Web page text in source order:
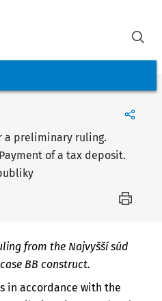
a preliminary ruling.
of a tax deposit.
from the Najvyšší súd
BB construct.
in accordance with the